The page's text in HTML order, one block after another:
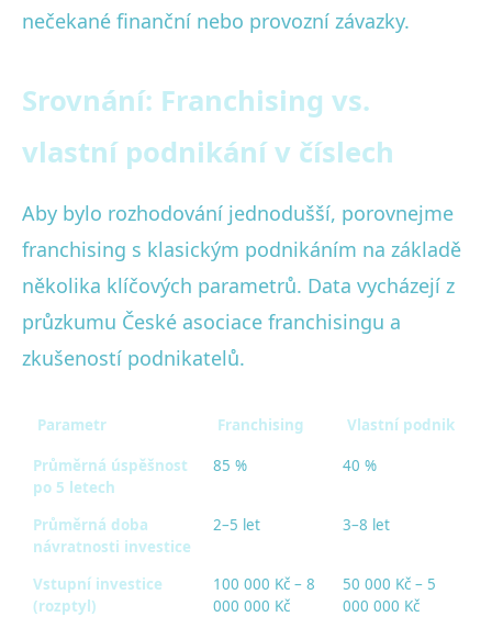
nečekané finanční nebo provozní závazky.
Srovnání: Franchising vs.
vlastní podnikání v číslech
Aby bylo rozhodování jednodušší, porovnejme
franchising s klasickým podnikáním na základě
několika klíčových parametrů. Data vycházejí z
průzkumu České asociace franchisingu a
zkušeností podnikatelů.
Parametr Franchising Vlastní podnik
Průměrná úspěšnost
po 5 letech
85 % 40 %
Průměrná doba
návratnosti investice
2–5 let 3–8 let
Vstupní investice
(rozptyl)
100 000 Kč – 8
000 000 Kč
50 000 Kč – 5
000 000 Kč